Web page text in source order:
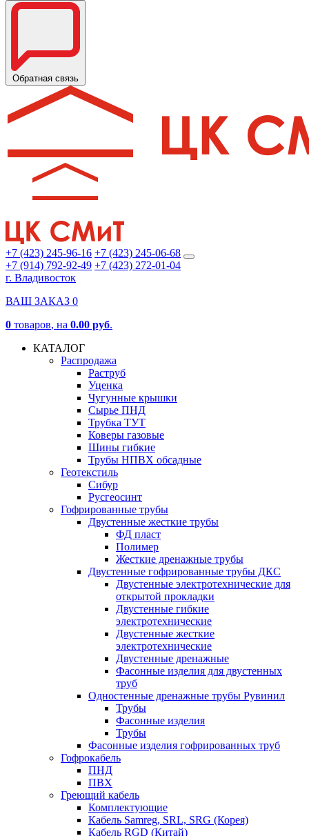
Обратная связь
+7 (423) 245-96-16 +7 (423) 245-06-68
+7 (914) 792-92-49 +7 (423) 272-01-04
г. Владивосток
ВАШ ЗАКАЗ 0
0 товаров, на 0.00 руб.
КАТАЛОГ
Распродажа
Раструб
Уценка
Чугунные крышки
Сырье ПНД
Трубка ТУТ
Коверы газовые
Шины гибкие
Трубы НПВХ обсадные
Геотекстиль
Сибур
Русгеосинт
Гофрированные трубы
Двустенные жесткие трубы
ФД пласт
Полимер
Жесткие дренажные трубы
Двустенные гофрированные трубы ДКС
Двустенные электротехнические для
открытой прокладки
Двустенные гибкие
электротехнические
Двустенные жесткие
электротехнические
Двустенные дренажные
Фасонные изделия для двустенных
труб
Одностенные дренажные трубы Рувинил
Трубы
Фасонные изделия
Трубы
Фасонные изделия гофрированных труб
Гофрокабель
ПНД
ПВХ
Греющий кабель
Комплектующие
Кабель Samreg, SRL, SRG (Корея)
Кабель RGD (Китай)